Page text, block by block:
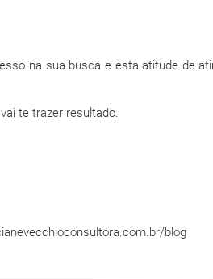
na sua busca e esta atitude de
te trazer resultado.
blog